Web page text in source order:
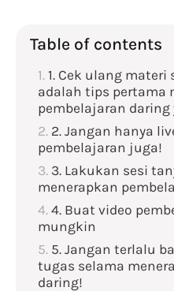
Table of contents
1. Cek ulang
adalah tips pertama
pembelajaran
2. Jangan hanya
pembelajaran juga!
3. Lakukan sesi
menerapkan
4. Buat video
mungkin
5. Jangan terlalu
tugas selama
daring!